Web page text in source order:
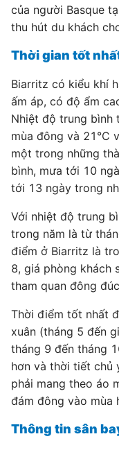
của người Basque
thu hút du khách
Thời gian tốt
Biarritz có kiểu khí
ấm áp, có độ ẩm
Nhiệt độ trung bình
mùa đông và 21°C
một trong những
bình, mưa tới 10
tới 13 ngày trong
Với nhiệt độ trung
trong năm là từ
điểm ở Biarritz là
8, giá phòng khách
tham quan đông
Thời điểm tốt nhất
xuân (tháng 5 đến
tháng 9 đến tháng
hơn và thời tiết chủ
phải mang theo áo
đám đông vào mùa
Thông tin sân